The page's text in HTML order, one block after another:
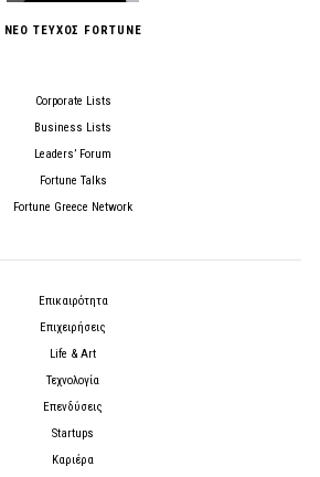
ΝΕΟ ΤΕΥΧΟΣ FORTUNE
Corporate Lists
Business Lists
Leaders’ Forum
Fortune Talks
Fortune Greece Network
Επικαιρότητα
Επιχειρήσεις
Life & Art
Τεχνολογία
Επενδύσεις
Startups
Καριέρα